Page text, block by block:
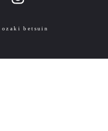
betsuin